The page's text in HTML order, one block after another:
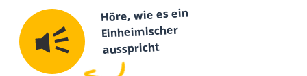
Höre, wie es ein
Einheimischer
ausspricht